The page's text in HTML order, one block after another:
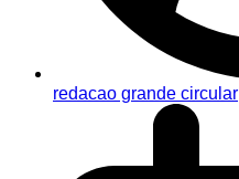
redacao grande circular